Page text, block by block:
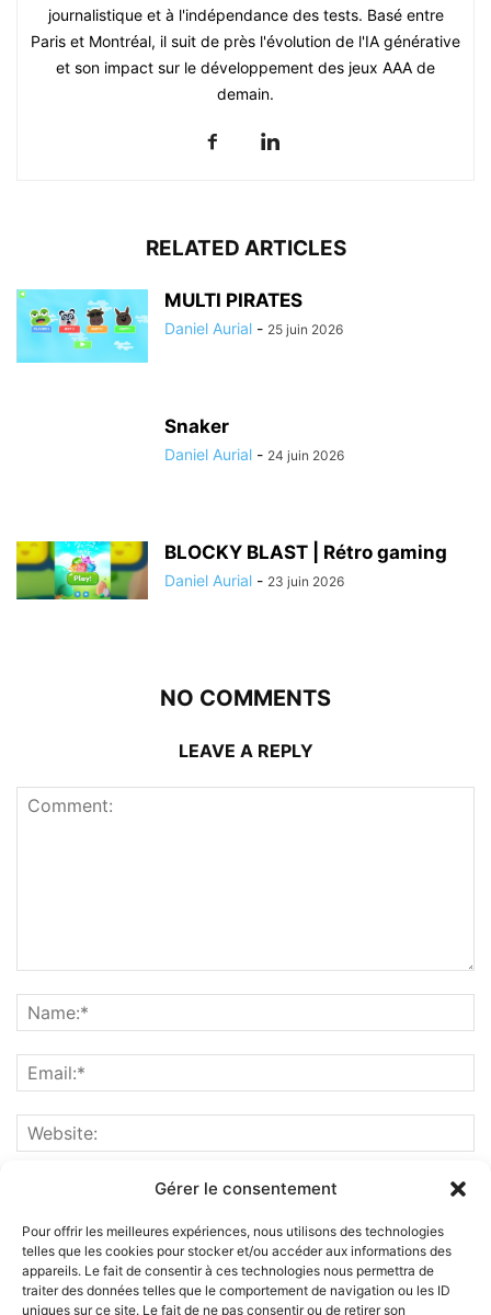
Gérer le consentement
Pour offrir les meilleures expériences, nous utilisons des technologies
telles que les cookies pour stocker et/ou accéder aux informations des
appareils. Le fait de consentir à ces technologies nous permettra de
traiter des données telles que le comportement de navigation ou les ID
uniques sur ce site. Le fait de ne pas consentir ou de retirer son
journalistique et à l'indépendance des tests. Basé entre
Paris et Montréal, il suit de près l'évolution de l'IA générative
et son impact sur le développement des jeux AAA de
demain.
RELATED ARTICLES
MULTI PIRATES
Daniel Aurial - 25 juin 2026
Snaker
Daniel Aurial - 24 juin 2026
BLOCKY BLAST | Rétro gaming
Daniel Aurial - 23 juin 2026
NO COMMENTS
LEAVE A REPLY